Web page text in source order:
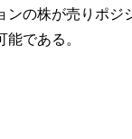
の株が売りポ
である。